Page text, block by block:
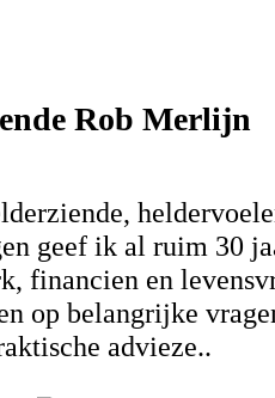
Rob Merlijn
geef ik al ruim 30
financien en
op belangrijke
advieze..